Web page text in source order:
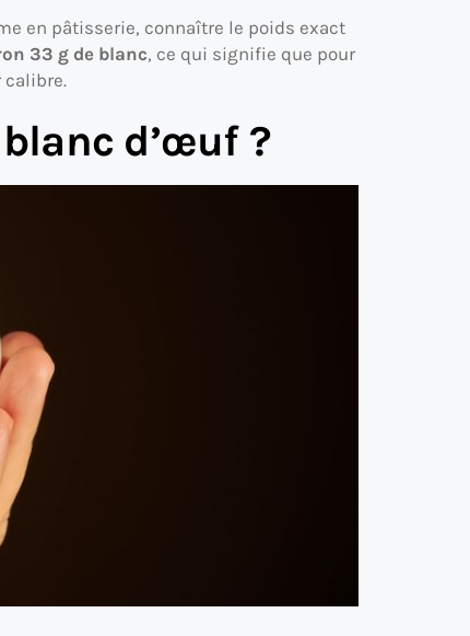
en pâtisserie, connaître le poids exact
33 g de blanc, ce qui signifie que pour
calibre.
d’œuf ?